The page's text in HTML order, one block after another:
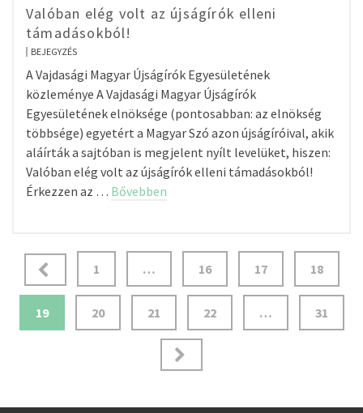
Valóban elég volt az újságírók elleni
támadásokból!
BEJEGYZÉS
A Vajdasági Magyar Újságírók Egyesületének
közleménye A Vajdasági Magyar Újságírók
Egyesületének elnöksége (pontosabban: az elnökség
többsége) egyetért a Magyar Szó azon újságíróival, akik
aláírták a sajtóban is megjelent nyílt levelüket, hiszen:
Valóban elég volt az újságírók elleni támadásokból!
Érkezzen az … Bővebben
Bejegyzés
navigáció
1 … 16 17 18
19 20 21 22 … 31